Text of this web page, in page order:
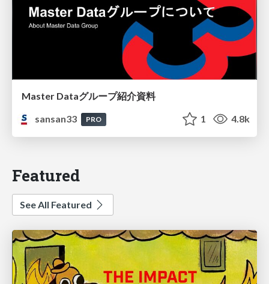
Master Dataグループ紹介資料
sansan33
PRO 1 4.8k
Featured
See All Featured